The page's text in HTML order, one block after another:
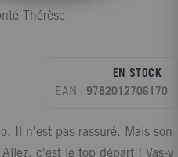
Thérèse
EN STOCK
EAN : 9782012706170
Il n'est pas rassuré. Mais son
c'est le top départ ! Vas-y